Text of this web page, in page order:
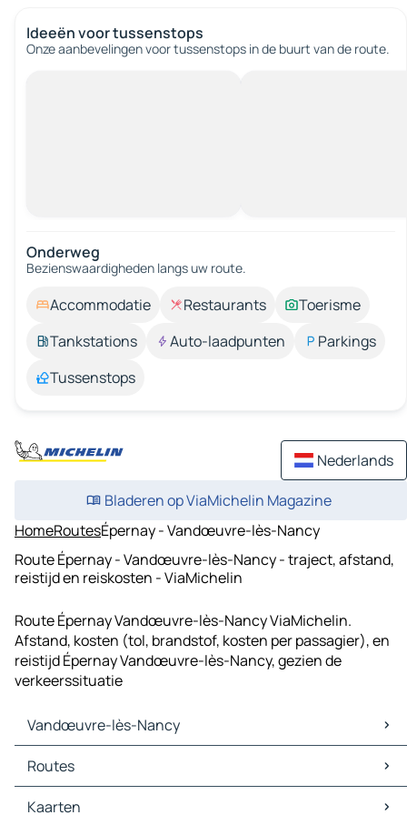
Ideeën voor tussenstops
Onze aanbevelingen voor tussenstops in de buurt van de route.
Onderweg
Bezienswaardigheden langs uw route.
Accommodatie Restaurants
Toerisme
Tankstations
Auto-laadpunten
Parkings
Tussenstops
Nederlands
Bladeren op ViaMichelin Magazine
HomeRoutesÉpernay - Vandœuvre-lès-Nancy
Route Épernay - Vandœuvre-lès-Nancy - traject, afstand,
reistijd en reiskosten - ViaMichelin
Route Épernay Vandœuvre-lès-Nancy ViaMichelin.
Afstand, kosten (tol, brandstof, kosten per passagier), en
reistijd Épernay Vandœuvre-lès-Nancy, gezien de
verkeerssituatie
Vandœuvre-lès-Nancy
Vandœuvre-lès-Nancy Kaarten
Vandœuvre-lès-Nancy Verkeer
Vandœuvre-lès-Nancy Hotels
Routes
Routes Vandœuvre-lès-Nancy - Nancy
Kaarten